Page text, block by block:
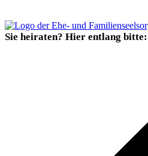
Sie heiraten? Hier entlang bitte: